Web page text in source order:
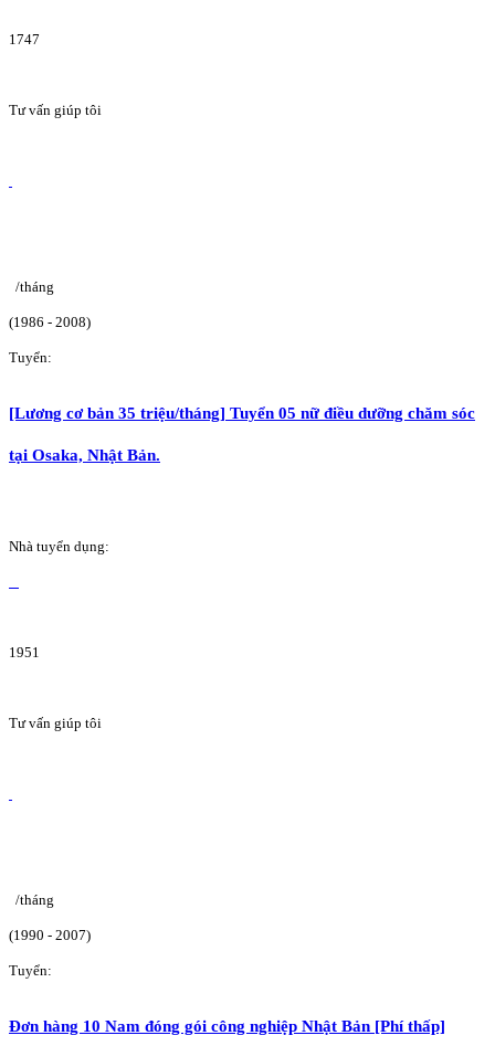
1747
Tư vấn giúp tôi
/tháng
(1986 - 2008)
Tuyển:
[Lương cơ bản 35 triệu/tháng] Tuyển 05 nữ điều dưỡng chăm sóc
tại Osaka, Nhật Bản.
Nhà tuyển dụng:
1951
Tư vấn giúp tôi
/tháng
(1990 - 2007)
Tuyển:
Đơn hàng 10 Nam đóng gói công nghiệp Nhật Bản [Phí thấp]